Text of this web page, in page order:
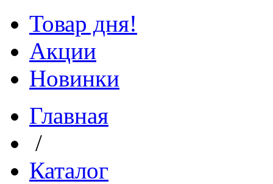
Товар дня!
Акции
Новинки
Главная
/
Каталог